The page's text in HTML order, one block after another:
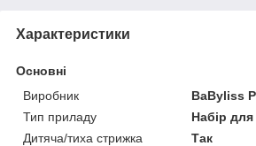
Характеристики
Основні
Виробник
BaByliss
Тип приладу
Набір
Дитяча/тиха стрижка
Так